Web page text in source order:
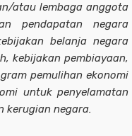
atau lembaga anggota
pendapatan negara
belanja negara
kebijakan pembiayaan,
pemulihan ekonomi
untuk penyelamatan
kerugian negara.